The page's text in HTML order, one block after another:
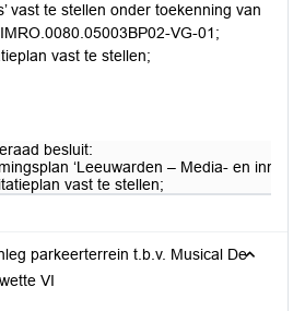
vast te stellen onder toekenning van
VG-01;
vast te stellen;
besluit:
‘Leeuwarden – Media- en
vast te stellen;
parkeerterrein t.b.v. Musical De
VI